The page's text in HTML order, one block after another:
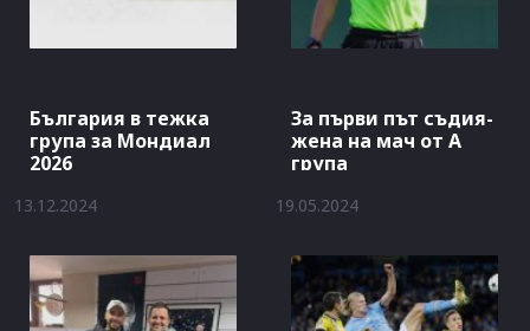
България в тежка
група за Мондиал
2026
13.12.2024
За първи път съдия-
жена на мач от А
група
19.05.2024